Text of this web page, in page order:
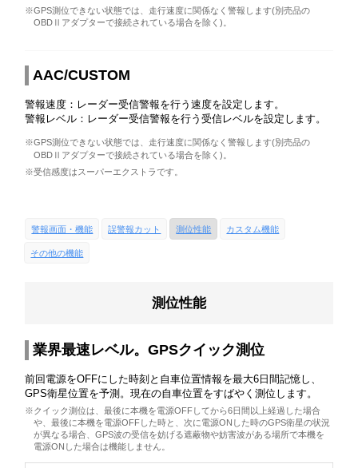
※GPS測位できない状態では、走行速度に関係なく警報します(別売品の
OBDⅡアダプターで接続されている場合を除く)。
AAC/CUSTOM
警報速度：レーダー受信警報を行う速度を設定します。
警報レベル：レーダー受信警報を行う受信レベルを設定します。
※GPS測位できない状態では、走行速度に関係なく警報します(別売品の
OBDⅡアダプターで接続されている場合を除く)。
※受信感度はスーパーエクストラです。
警報画面・機能 誤警報カット 測位性能 カスタム機能
その他の機能
測位性能
業界最速レベル。GPSクイック測位
前回電源をOFFにした時刻と自車位置情報を最大6日間記憶し、
GPS衛星位置を予測。現在の自車位置をすばやく測位します。
※クイック測位は、最後に本機を電源OFFしてから6日間以上経過した場合
や、最後に本機を電源OFFした時と、次に電源ONした時のGPS衛星の状況
が異なる場合、GPS波の受信を妨げる遮蔽物や妨害波がある場所で本機を
電源ONした場合は機能しません。